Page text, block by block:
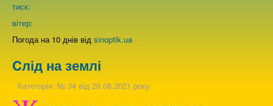
Про нас
тиск:
вітер:
Погода на 10 днів від sinoptik.ua
Cлід на землі
Категорія: № 34 від 26.08.2021 року